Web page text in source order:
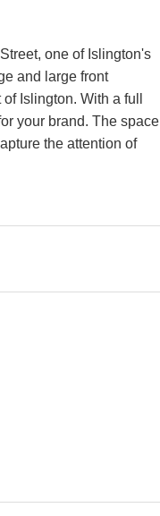
one of Islington's
and large front
Islington. With a full
your brand. The space
the attention of